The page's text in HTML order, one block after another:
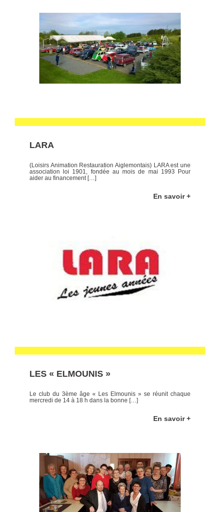
LARA
(Loisirs Animation Restauration Aiglemontais) LARA est une
association loi 1901, fondée au mois de mai 1993 Pour
aider au financement […]
En savoir +
LES « ELMOUNIS »
Le club du 3ème âge « Les Elmounis » se réunit chaque
mercredi de 14 à 18 h dans la bonne […]
En savoir +